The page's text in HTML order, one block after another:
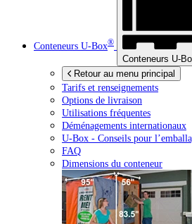
Conteneurs U-Box®
Conteneurs U-
Retour au menu principal
Tarifs et renseignements
Options de livraison
Utilisations fréquentes
Déménagements internationaux
U-Box - Conseils pour
FAQ
Dimensions du conteneur